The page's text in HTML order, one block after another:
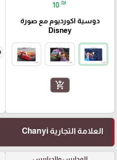
10 ₪
دوسية اكورديوم مع صورة
Disney
add_shopping_cart
العلامة التجارية Chanyi